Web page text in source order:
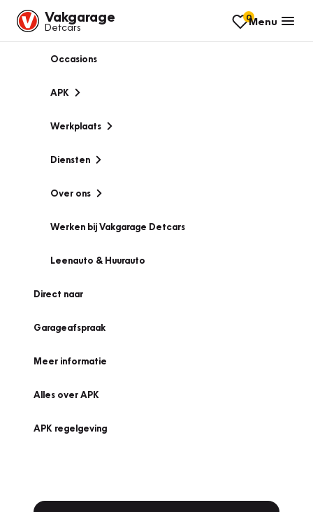
Vakgarage
Detcars
0Menu
Occasions
APK
Werkplaats
Diensten
Over ons
Werken bij Vakgarage Detcars
Leenauto & Huurauto
Direct naar
Garageafspraak
Meer informatie
Alles over APK
APK regelgeving